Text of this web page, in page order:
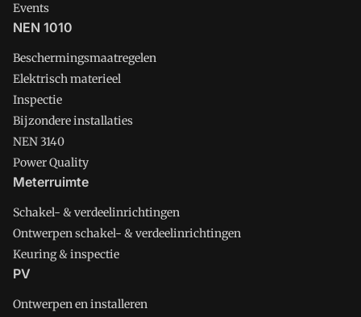
Events
NEN 1010
Beschermingsmaatregelen
Elektrisch materieel
Inspectie
Bijzondere installaties
NEN 3140
Power Quality
Meterruimte
Schakel- & verdeelinrichtingen
Ontwerpen schakel- & verdeelinrichtingen
Keuring & inspectie
PV
Ontwerpen en installeren